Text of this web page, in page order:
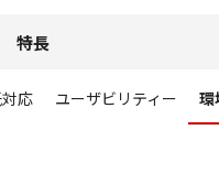
特長
応 ユーザビリティー 環